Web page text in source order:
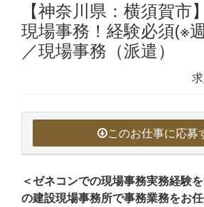
【神奈川県：横須賀市
現場事務！経験必須(※
／現場事務（派遣）
このお仕事に応募
＜ゼネコンでの現場事務実務経験
の建設現場事務所で事務業務をお